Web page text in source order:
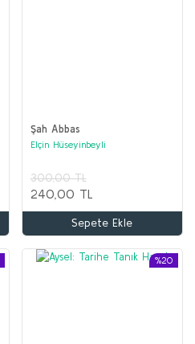
Şah Abbas
Elçin Hüseyinbeyli
300,00 TL
240,00 TL
Sepete Ekle
%20